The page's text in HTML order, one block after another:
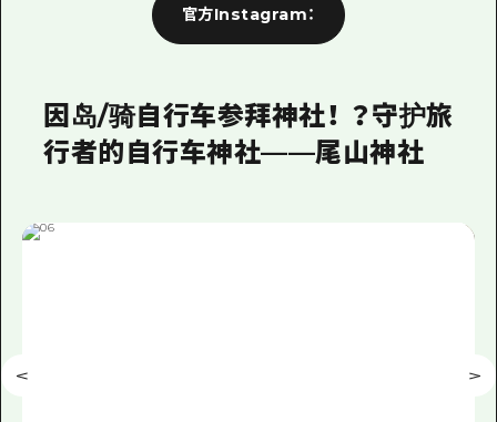
官方Instagram：
因岛/骑自行车参拜神社！ ？守护旅
行者的自行车神社——尾山神社